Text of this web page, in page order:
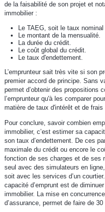
de la faisabilité de son projet et
immobilier :
Le TAEG, soit le taux
Le montant de la mensualité.
La durée du crédit.
Le coût global du crédit.
Le taux d'endettement.
L’emprunteur sait très vite si son
premier accord de principe. Sans
permet d’obtenir des propositions
l’emprunteur qu'à les comparer
matière de taux d'intérêt et de
Pour conclure, savoir combien
immobilier, c’est estimer sa
son taux d’endettement. De ces
maximale du crédit ou encore le
fonction de ses charges et de ses
seul avec des simulateurs en
soit avec les services d’un
capacité d’emprunt est de
immobilier. La mise en
d’assurance, permet de faire de